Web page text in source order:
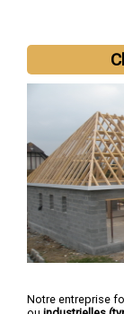
Notre entreprise